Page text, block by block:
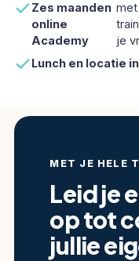
Zes maanden
online
Academy
je
Lunch en locatie
MET JE HELE
Leid je
op tot
jullie